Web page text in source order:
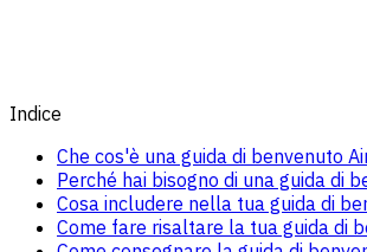
Indice
Che cos'è una guida di benvenuto
Perché hai bisogno di una guida di
Cosa includere nella tua guida di
Come fare risaltare la tua guida di